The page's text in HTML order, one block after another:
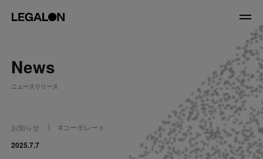
About
役員紹介
Service
News
ニュースリリース
お知らせ #コーポレート
2025.7.7